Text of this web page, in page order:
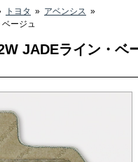
トヨタ » アベンシス »
ージュ
JADEライン・ベ